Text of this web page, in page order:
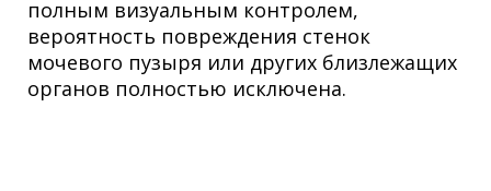
полным визуальным контролем,
вероятность повреждения стенок
мочевого пузыря или других близлежащих
органов полностью исключена.